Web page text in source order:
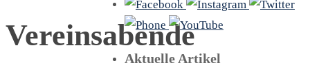
Vereinsabende
Aktuelle Artikel